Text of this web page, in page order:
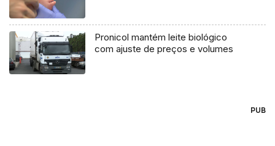
Pronicol mantém leite biológico
com ajuste de preços e volumes
PUB